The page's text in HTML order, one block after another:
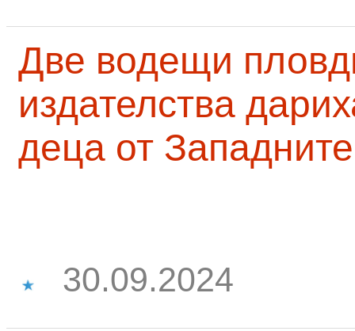
Две водещи
издателства
деца от
30.09.2024